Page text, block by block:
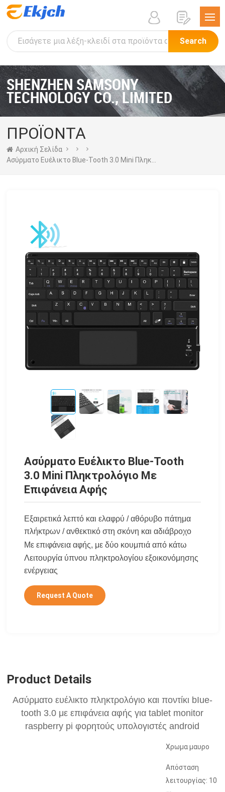
Search
SHENZHEN SAMSONY
TECHNOLOGY CO., LIMITED
ΠΡΟΪΟΝΤΑ
Αρχική Σελίδα
Ασύρματο Ευέλικτο Blue-Tooth
3.0 Mini Πληκτρολόγιο Με
Επιφάνεια Αφής
Εξαιρετικά λεπτό καιελαφρύ / αθόρυβο πάτημα
πλήκτρων / ανθεκτικό στη σκόνη και αδιάβροχο
Με επιφάνεια αφής, με δύο κουμπιά από κάτω
Λειτουργία ύπνου πληκτρολογίου εξοικονόμησης
ενέργειας
Request A Quote
Product Details
Ασύρματο ευέλικτο πληκτρολόγιο και ποντίκι bIue-
tooth 3.0 με επιφάνεια αφής για tablet monitor
raspberry pi φορητούς υπολογιστές android
Χρωμα μαυρο
Απόσταση
λειτουργίας: 10